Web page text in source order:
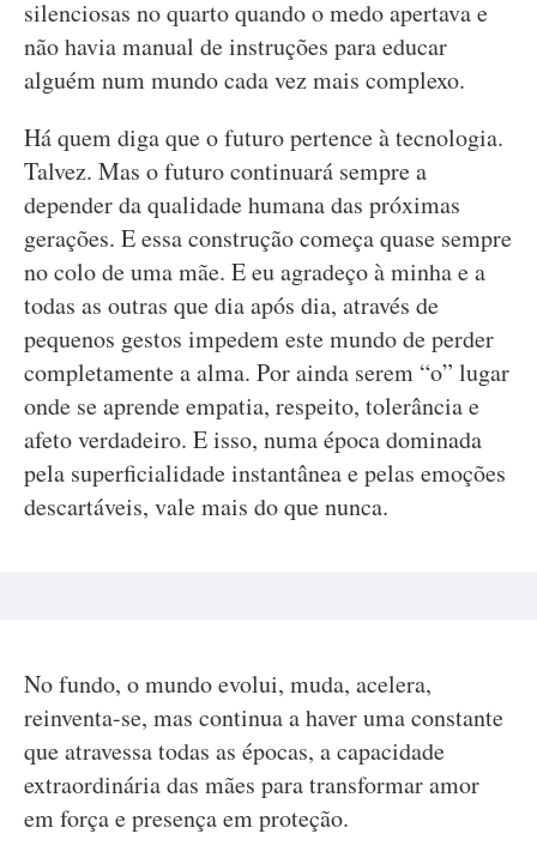
silenciosas no quarto quando o medo apertava e
não havia manual de instruções para educar
alguém num mundo cada vez mais complexo.
Há quem diga que o futuro pertence à tecnologia.
Talvez. Mas o futuro continuará sempre a
depender da qualidade humana das próximas
gerações. E essa construção começa quase sempre
no colo de uma mãe. E eu agradeço à minha e a
todas as outras que dia após dia, através de
pequenos gestos impedem este mundo de perder
completamente a alma. Por ainda serem “o” lugar
onde se aprende empatia, respeito, tolerância e
afeto verdadeiro. E isso, numa época dominada
pela superficialidade instantânea e pelas emoções
descartáveis, vale mais do que nunca.
No fundo, o mundo evolui, muda, acelera,
reinventa-se, mas continua a haver uma constante
que atravessa todas as épocas, a capacidade
extraordinária das mães para transformar amor
em força e presença em proteção.